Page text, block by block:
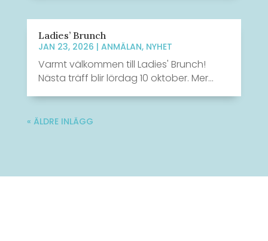
Ladies’ Brunch
JAN 23, 2026 | ANMÄLAN, NYHET
Varmt välkommen till Ladies' Brunch!
Nästa träff blir lördag 10 oktober. Mer...
« ÄLDRE INLÄGG